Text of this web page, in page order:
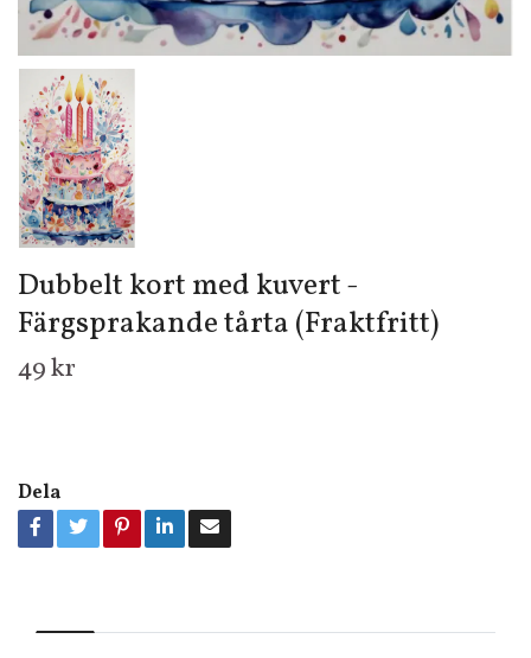
Dubbelt kort med kuvert -
Färgsprakande tårta (Fraktfritt)
49 kr
Dela